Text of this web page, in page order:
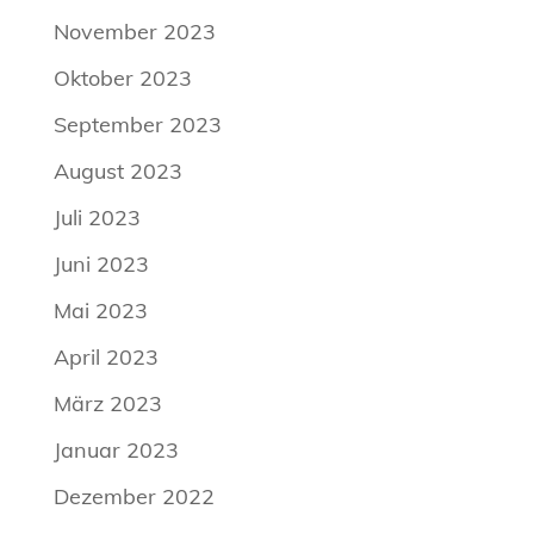
November 2023
Oktober 2023
September 2023
August 2023
Juli 2023
Juni 2023
Mai 2023
April 2023
März 2023
Januar 2023
Dezember 2022